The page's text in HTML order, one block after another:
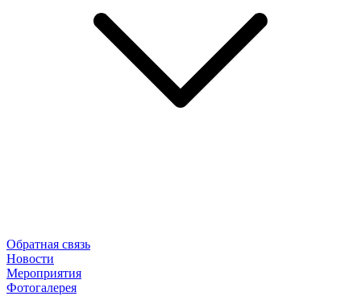
Обратная связь
Новости
Мероприятия
Фотогалерея